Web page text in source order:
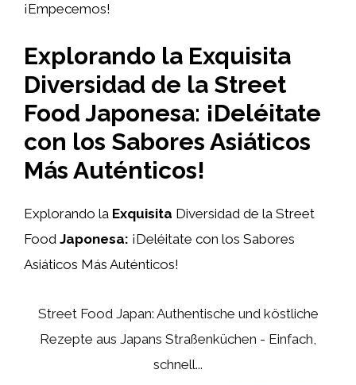
¡Empecemos!
Explorando la Exquisita
Diversidad de la Street
Food Japonesa: ¡Deléitate
con los Sabores Asiáticos
Más Auténticos!
Explorando la Exquisita Diversidad de la Street
Food Japonesa: ¡Deléitate con los Sabores
Asiáticos Más Auténticos!
Street Food Japan: Authentische und köstliche
Rezepte aus Japans Straßenküchen - Einfach,
schnell...